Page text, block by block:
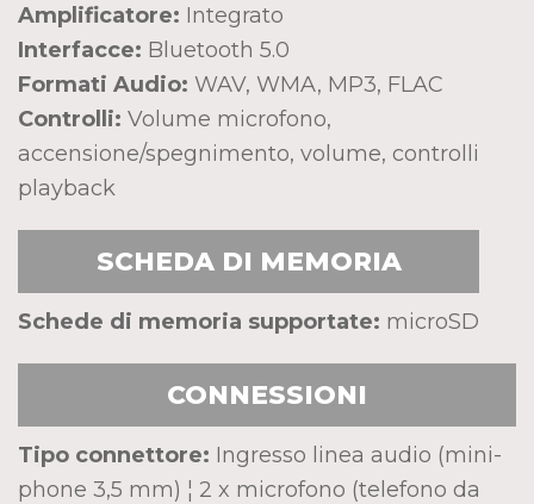
Amplificatore: Integrato
Interfacce: Bluetooth 5.0
Formati Audio: WAV, WMA, MP3, FLAC
Controlli: Volume microfono,
accensione/spegnimento, volume, controlli
playback
SCHEDA DI MEMORIA
Schede di memoria supportate: microSD
CONNESSIONI
Tipo connettore: Ingresso linea audio (mini-
phone 3,5 mm) ¦ 2 x microfono (telefono da